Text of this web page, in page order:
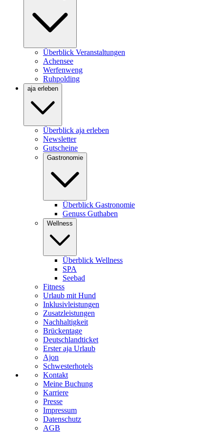
Überblick Veranstaltungen
Achensee
Werfenweng
Ruhpolding
aja erleben
Überblick aja erleben
Newsletter
Gutscheine
Gastronomie
Überblick Gastronomie
Genuss Guthaben
Wellness
Überblick Wellness
SPA
Seebad
Fitness
Urlaub mit Hund
Inklusivleistungen
Zusatzleistungen
Nachhaltigkeit
Brückentage
Deutschlandticket
Erster aja Urlaub
Ajon
Schwesterhotels
Kontakt
Meine Buchung
Karriere
Presse
Impressum
Datenschutz
AGB